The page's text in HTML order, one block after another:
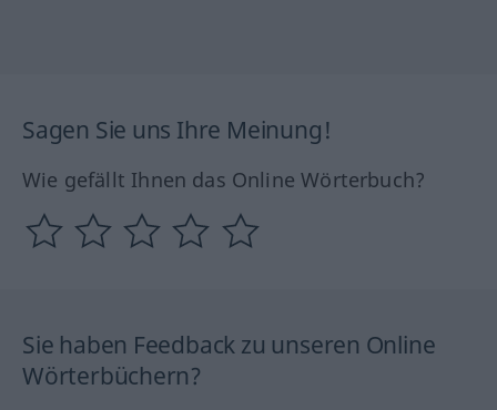
Sagen Sie uns Ihre Meinung!
Wie gefällt Ihnen das Online Wörterbuch?
Sie haben Feedback zu unseren Online
Wörterbüchern?